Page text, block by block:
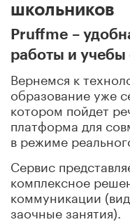
школьников
Pruffme –
работы и учебы
Вернемся к
образование уже
котором пойдет
платформа для
в режиме
Сервис
комплексное
коммуникации
заочные занятия).